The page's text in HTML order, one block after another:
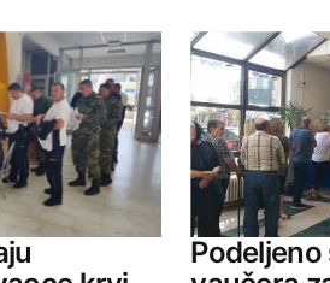
bolje se na vreme
ce jednog dana izaci
REPLY
23.10.2015. at 17:07
kruznog toka je cista